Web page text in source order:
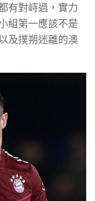
有對峙過，實力
組第一應該不是
及撲朔迷離的澳